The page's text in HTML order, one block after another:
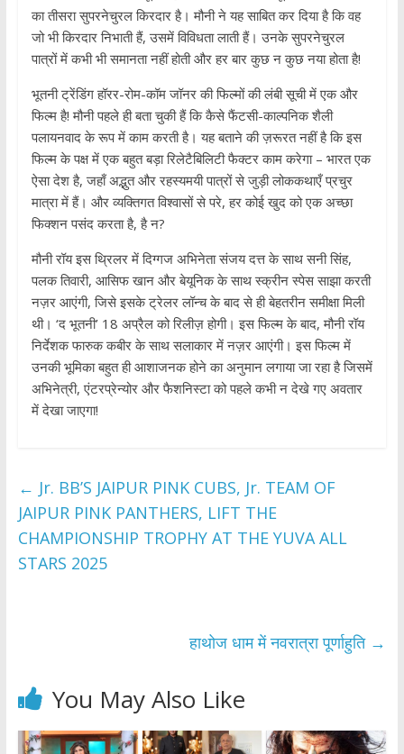
का तीसरा सुपरनेचुरल किरदार है। मौनी ने यह साबित कर दिया है कि वह
जो भी किरदार निभाती हैं, उसमें विविधता लाती हैं। उनके सुपरनेचुरल
पात्रों में कभी भी समानता नहीं होती और हर बार कुछ न कुछ नया होता है!
भूतनी ट्रेंडिंग हॉरर-रोम-कॉम जॉनर की फिल्मों की लंबी सूची में एक और
फिल्म है! मौनी पहले ही बता चुकी हैं कि कैसे फैंटसी-काल्पनिक शैली
पलायनवाद के रूप में काम करती है। यह बताने की ज़रूरत नहीं है कि इस
फिल्म के पक्ष में एक बहुत बड़ा रिलेटैबिलिटी फैक्टर काम करेगा – भारत एक
ऐसा देश है, जहाँ अद्भुत और रहस्यमयी पात्रों से जुड़ी लोककथाएँ प्रचुर
मात्रा में हैं। और व्यक्तिगत विश्वासों से परे, हर कोई खुद को एक अच्छा
फिक्शन पसंद करता है, है न?
मौनी रॉय इस थ्रिलर में दिग्गज अभिनेता संजय दत्त के साथ सनी सिंह,
पलक तिवारी, आसिफ खान और बेयूनिक के साथ स्क्रीन स्पेस साझा करती
नज़र आएंगी, जिसे इसके ट्रेलर लॉन्च के बाद से ही बेहतरीन समीक्षा मिली
थी। ‘द भूतनी’ 18 अप्रैल को रिलीज़ होगी। इस फिल्म के बाद, मौनी रॉय
निर्देशक फारुक कबीर के साथ सलाकार में नज़र आएंगी। इस फिल्म में
उनकी भूमिका बहुत ही आशाजनक होने का अनुमान लगाया जा रहा है जिसमें
अभिनेत्री, एंटरप्रेन्योर और फैशनिस्टा को पहले कभी न देखे गए अवतार
में देखा जाएगा!
← Jr. BB’S JAIPUR PINK CUBS, Jr. TEAM OF
JAIPUR PINK PANTHERS, LIFT THE
CHAMPIONSHIP TROPHY AT THE YUVA ALL
STARS 2025
हाथोज धाम में नवरात्रा पूर्णाहुति →
You May Also Like